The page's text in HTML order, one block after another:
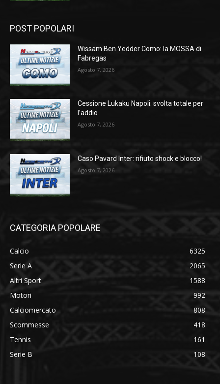
POST POPOLARI
Wissam Ben Yedder Como: la MOSSA di
Fabregas
Agosto 7, 2026
Cessione Lukaku Napoli: svolta totale per
l’addio
Agosto 7, 2026
Caso Pavard Inter: rifiuto shock e blocco!
Agosto 7, 2026
CATEGORIA POPOLARE
Calcio
6325
Serie A
2065
Altri Sport
1588
Motori
992
Calciomercato
808
Scommesse
418
Tennis
161
Serie B
108